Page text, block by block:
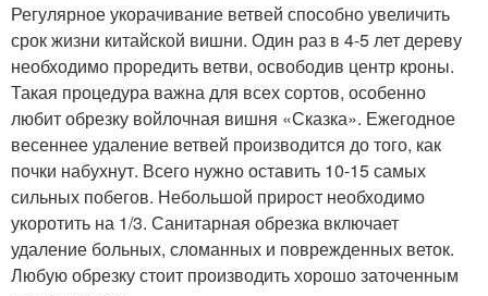
Регулярное укорачивание ветвей способно увеличить
срок жизни китайской вишни. Один раз в 4-5 лет дереву
необходимо проредить ветви, освободив центр кроны.
Такая процедура важна для всех сортов, особенно
любит обрезку войлочная вишня «Сказка». Ежегодное
весеннее удаление ветвей производится до того, как
почки набухнут. Всего нужно оставить 10-15 самых
сильных побегов. Небольшой прирост необходимо
укоротить на 1/3. Санитарная обрезка включает
удаление больных, сломанных и поврежденных веток.
Любую обрезку стоит производить хорошо заточенным